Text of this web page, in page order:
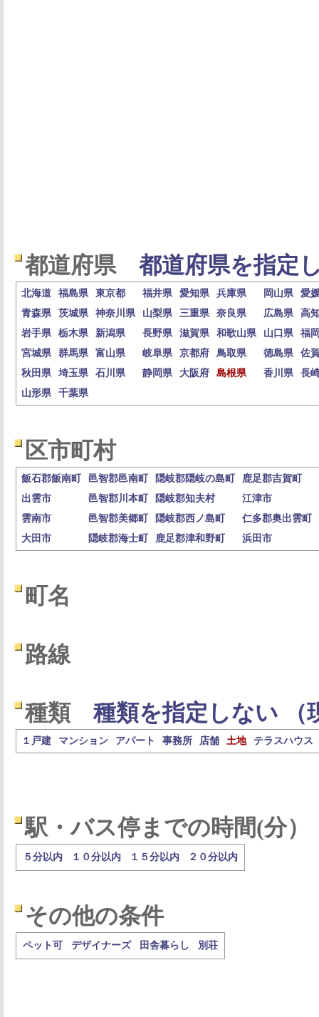
都道府県 都道府県を指定
北海道 福島県 東京都 福井県 愛知県 兵庫県 岡山県
愛
青森県
茨城県 神奈川県 山梨県 三重県 奈良県 広島県
高
岩手県
栃木県 新潟県 長野県 滋賀県 和歌山県 山口県
福
宮城県
群馬県 富山県 岐阜県 京都府 鳥取県 徳島県
佐
秋田県
埼玉県 石川県 静岡県 大阪府 島根県 香川県
長
山形県
千葉県
区市町村
飯石郡飯南町 邑智郡邑南町 隠岐郡隠岐の島町
鹿足郡吉賀町
出雲市
邑智郡川本町 隠岐郡知夫村
江津市
雲南市
邑智郡美郷町 隠岐郡西ノ島町
仁多郡奥出雲町
大田市
隠岐郡海士町 鹿足郡津和野町 浜田市
町名
路線
種類 種類を指定しない （
１戸建 マンション アパート 事務所 店舗 土地 テラスハウス
駅・バス停までの時間(分）
５分以内 １０分以内 １５分以内 ２０分以内
その他の条件
ペット可 デザイナーズ 田舎暮らし 別荘